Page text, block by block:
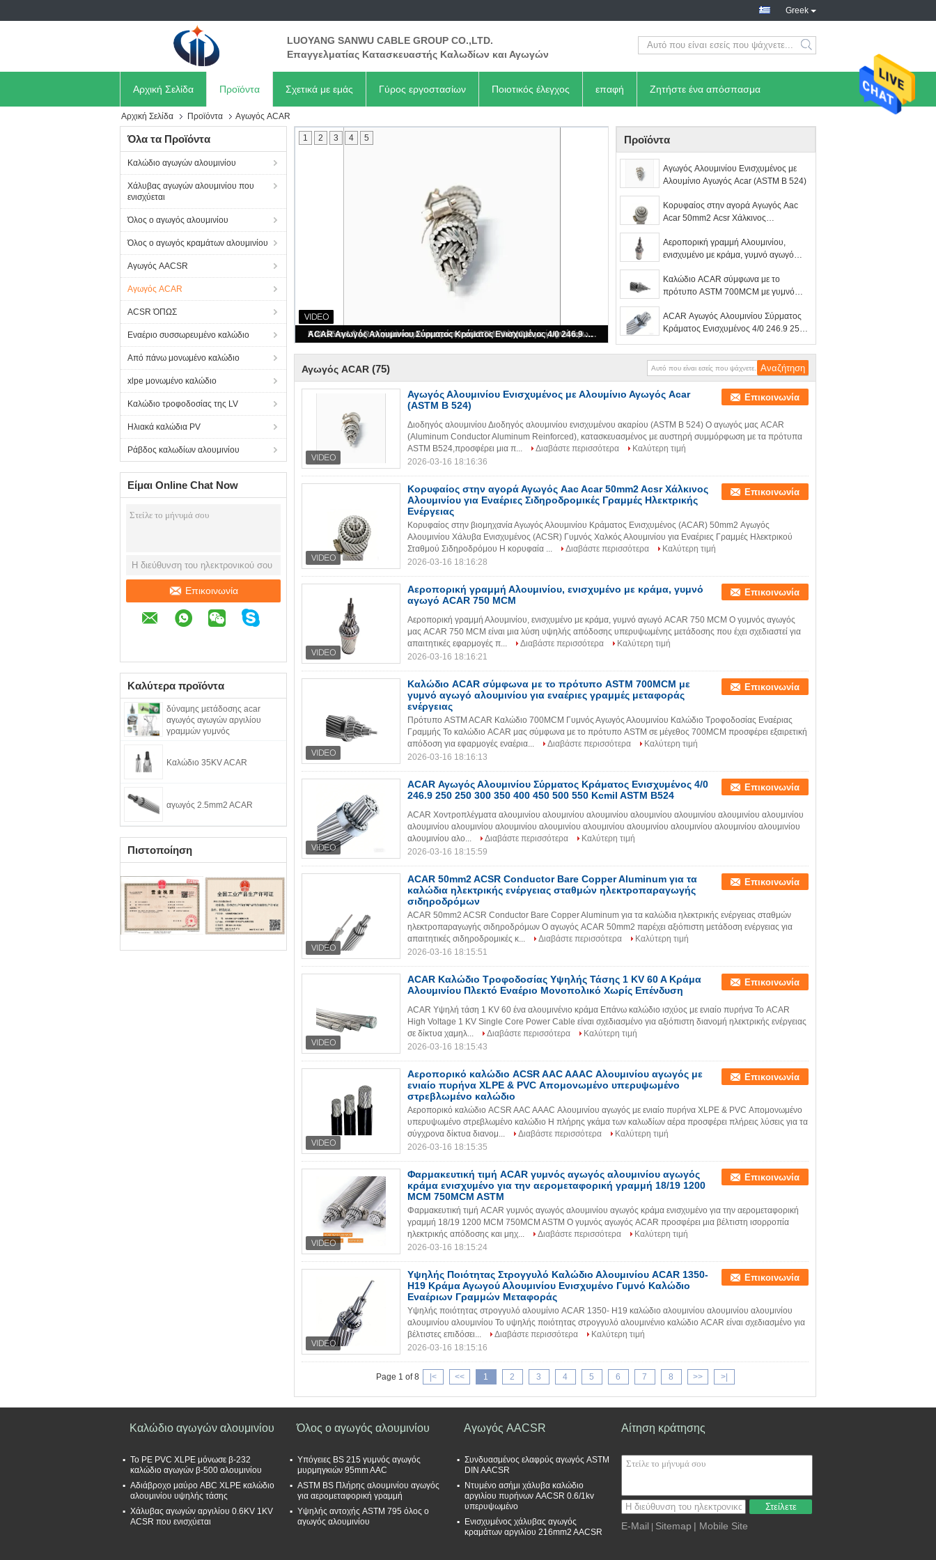
Greek
LUOYANG SANWU CABLE GROUP CO.,LTD.
Επαγγελματίας Κατασκευαστής Καλωδίων και Αγωγών
Αρχική Σελίδα Προϊόντα Σχετικά με εμάς Γύρος εργοστασίων Ποιοτικός έλεγχος επαφή Ζητήστε ένα απόσπασμα
Αρχική Σελίδα Προϊόντα Αγωγός ACAR
Όλα τα Προϊόντα
Καλώδιο αγωγών αλουμινίου
Χάλυβας αγωγών αλουμινίου που
ενισχύεται
Όλος ο αγωγός αλουμινίου
Όλος ο αγωγός κραμάτων αλουμινίου
Αγωγός AACSR
Αγωγός ACAR
ACSR ΌΠΩΣ
Εναέριο συσσωρευμένο καλώδιο
Από πάνω μονωμένο καλώδιο
xlpe μονωμένο καλώδιο
Καλώδιο τροφοδοσίας της LV
Ηλιακά καλώδια PV
Ράβδος καλωδίων αλουμινίου
Είμαι Online Chat Now
Επικοινωνία
Καλύτερα προϊόντα
δύναμης μετάδοσης acar
αγωγός αγωγών αργιλίου
γραμμών γυμνός
Καλώδιο 35KV ACAR
αγωγός 2.5mm2 ACAR
Πιστοποίηση
Αγωγός Αλουμινίου Ενισχυμένος με Αλουμίνιο Αγωγός Acar (ASTM B 524)
1 2 3 4 5 Προϊόντα
Αγωγός Αλουμινίου Ενισχυμένος με
Αλουμίνιο Αγωγός Acar (ASTM B 524)
Κορυφαίος στην αγορά Αγωγός Aac
Acar 50mm2 Acsr Χάλκινος
Σιδηροδρομικές Γραμμές Ηλεκτρικής
Ενέργειας
Αεροπορική γραμμή Αλουμινίου,
ενισχυμένο με κράμα, γυμνό αγωγό
Καλώδιο ACAR σύμφωνα με το
πρότυπο ASTM 700MCM με γυμνό
γραμμές μεταφοράς ενέργειας
ACAR Αγωγός Αλουμινίου Σύρματος
Κράματος Ενισχυμένος 4/0 246.9 250
ASTM B524
Αγωγός ACAR (75)
Αγωγός Αλουμινίου Ενισχυμένος με Αλουμίνιο Αγωγός Acar
(ASTM B 524)
Επικοινωνία
Διοδηγός αλουμινίου Διοδηγός αλουμινίου ενισχυμένου ακαρίου (ASTM B 524) Ο αγωγός μας ACAR
(Aluminum Conductor Aluminum Reinforced), κατασκευασμένος με αυστηρή συμμόρφωση με τα πρότυπα
ASTM B524,προσφέρει μια π...
Διαβάστε περισσότερα
Καλύτερη τιμή
2026-03-16 18:16:36
Κορυφαίος στην αγορά Αγωγός Aac Acar 50mm2 Acsr Χάλκινος
Αλουμινίου για Εναέριες Σιδηροδρομικές Γραμμές Ηλεκτρικής
Ενέργειας
Επικοινωνία
Κορυφαίος στην βιομηχανία Αγωγός Αλουμινίου Κράματος Ενισχυμένος (ACAR) 50mm2 Αγωγός
Αλουμινίου Χάλυβα Ενισχυμένος (ACSR) Γυμνός Χαλκός Αλουμινίου για Εναέριες Γραμμές Ηλεκτρικού
Σταθμού Σιδηροδρόμου Η κορυφαία ...
Διαβάστε περισσότερα
Καλύτερη τιμή
2026-03-16 18:16:28
Αεροπορική γραμμή Αλουμινίου, ενισχυμένο με κράμα, γυμνό
αγωγό ACAR 750 MCM
Επικοινωνία
Αεροπορική γραμμή Αλουμινίου, ενισχυμένο με κράμα, γυμνό αγωγό ACAR 750 MCM Ο γυμνός αγωγός
μας ACAR 750 MCM είναι μια λύση υψηλής απόδοσης υπερυψωμένης μετάδοσης που έχει σχεδιαστεί για
απαιτητικές εφαρμογές π...
Διαβάστε περισσότερα
Καλύτερη τιμή
2026-03-16 18:16:21
Καλώδιο ACAR σύμφωνα με το πρότυπο ASTM 700MCM με
γυμνό αγωγό αλουμινίου για εναέριες γραμμές μεταφοράς
ενέργειας
Επικοινωνία
Πρότυπο ASTM ACAR Καλώδιο 700MCM Γυμνός Αγωγός Αλουμινίου Καλώδιο Τροφοδοσίας Εναέριας
Γραμμής Το καλώδιο ACAR μας σύμφωνα με το πρότυπο ASTM σε μέγεθος 700MCM προσφέρει εξαιρετική
απόδοση για εφαρμογές εναέρια...
Διαβάστε περισσότερα
Καλύτερη τιμή
2026-03-16 18:16:13
ACAR Αγωγός Αλουμινίου Σύρματος Κράματος Ενισχυμένος 4/0
246.9 250 250 300 350 400 450 500 550 Kcmil ASTM B524
Επικοινωνία
ACAR Χοντροπλέγματα αλουμινίου αλουμινίου αλουμινίου αλουμινίου αλουμινίου αλουμινίου αλουμινίου
αλουμινίου αλουμινίου αλουμινίου αλουμινίου αλουμινίου αλουμινίου αλουμινίου αλουμινίου αλουμινίου
αλουμινίου αλο...
Διαβάστε περισσότερα
Καλύτερη τιμή
2026-03-16 18:15:59
ACAR 50mm2 ACSR Conductor Bare Copper Aluminum για τα
καλώδια ηλεκτρικής ενέργειας σταθμών ηλεκτροπαραγωγής
σιδηροδρόμων
Επικοινωνία
ACAR 50mm2 ACSR Conductor Bare Copper Aluminum για τα καλώδια ηλεκτρικής ενέργειας σταθμών
ηλεκτροπαραγωγής σιδηροδρόμων Ο αγωγός ACAR 50mm2 παρέχει αξιόπιστη μετάδοση ενέργειας για
απαιτητικές σιδηροδρομικές κ...
Διαβάστε περισσότερα
Καλύτερη τιμή
2026-03-16 18:15:51
ACAR Καλώδιο Τροφοδοσίας Υψηλής Τάσης 1 KV 60 A Κράμα
Αλουμινίου Πλεκτό Εναέριο Μονοπολικό Χωρίς Επένδυση
Επικοινωνία
ACAR Υψηλή τάση 1 KV 60 ένα αλουμινένιο κράμα Επάνω καλώδιο ισχύος με ενιαίο πυρήνα Το ACAR
High Voltage 1 KV Single Core Power Cable είναι σχεδιασμένο για αξιόπιστη διανομή ηλεκτρικής ενέργειας
σε δίκτυα χαμηλ...
Διαβάστε περισσότερα
Καλύτερη τιμή
2026-03-16 18:15:43
Αεροπορικό καλώδιο ACSR AAC AAAC Αλουμινίου αγωγός με
ενιαίο πυρήνα XLPE & PVC Απομονωμένο υπερυψωμένο
στρεβλωμένο καλώδιο
Επικοινωνία
Αεροπορικό καλώδιο ACSR AAC AAAC Αλουμινίου αγωγός με ενιαίο πυρήνα XLPE & PVC Απομονωμένο
υπερυψωμένο στρεβλωμένο καλώδιο Η πλήρης γκάμα των καλωδίων αέρα προσφέρει πλήρεις λύσεις για τα
σύγχρονα δίκτυα διανομ...
Διαβάστε περισσότερα
Καλύτερη τιμή
2026-03-16 18:15:35
Φαρμακευτική τιμή ACAR γυμνός αγωγός αλουμινίου αγωγός
κράμα ενισχυμένο για την αερομεταφορική γραμμή 18/19 1200
MCM 750MCM ASTM
Επικοινωνία
Φαρμακευτική τιμή ACAR γυμνός αγωγός αλουμινίου αγωγός κράμα ενισχυμένο για την αερομεταφορική
γραμμή 18/19 1200 MCM 750MCM ASTM Ο γυμνός αγωγός ACAR προσφέρει μια βέλτιστη ισορροπία
ηλεκτρικής απόδοσης και μηχ...
Διαβάστε περισσότερα
Καλύτερη τιμή
2026-03-16 18:15:24
Υψηλής Ποιότητας Στρογγυλό Καλώδιο Αλουμινίου ACAR 1350-
H19 Κράμα Αγωγού Αλουμινίου Ενισχυμένο Γυμνό Καλώδιο
Εναέριων Γραμμών Μεταφοράς
Επικοινωνία
Υψηλής ποιότητας στρογγυλό αλουμίνιο ACAR 1350- H19 καλώδιο αλουμινίου αλουμινίου αλουμινίου
αλουμινίου αλουμινίου Το υψηλής ποιότητας στρογγυλό αλουμινένιο καλώδιο ACAR είναι σχεδιασμένο για
βέλτιστες επιδόσει...
Διαβάστε περισσότερα
Καλύτερη τιμή
2026-03-16 18:15:16
Page 1 of 8 |< << 1 2 3 4 5 6 7 8 >> >|
Καλώδιο αγωγών αλουμινίου
Το PE PVC XLPE μόνωσε β-232
καλώδιο αγωγών β-500 αλουμινίου
Αδιάβροχο μαύρο ABC XLPE καλώδιο
αλουμινίου υψηλής τάσης
Χάλυβας αγωγών αργιλίου 0.6KV 1KV
ACSR που ενισχύεται
Όλος ο αγωγός αλουμινίου
Υπόγειες BS 215 γυμνός αγωγός
μυρμηγκιών 95mm AAC
ASTM BS Πλήρης αλουμινίου αγωγός
για αερομεταφορική γραμμή
Υψηλής αντοχής ASTM 795 όλος ο
αγωγός αλουμινίου
Αγωγός AACSR
Συνδυασμένος ελαφρύς αγωγός ASTM
DIN AACSR
Ντυμένο ασήμι χάλυβα καλώδιο
αργιλίου πυρήνων AACSR 0.6/1kv
υπερυψωμένο
Ενισχυμένος χάλυβας αγωγός
κραμάτων αργιλίου 216mm2 AACSR
Αίτηση κράτησης
Στείλετε
E-Mail Sitemap | Mobile Site